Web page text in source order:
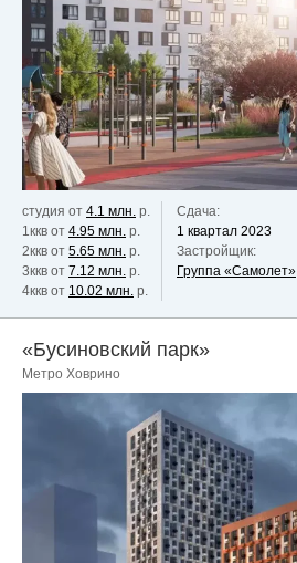
студия от 4.1 млн. р.
1ккв от 4.95 млн. р.
2ккв от 5.65 млн. р.
3ккв от 7.12 млн. р.
4ккв от 10.02 млн. р.
Сдача:
1 квартал 2023
Застройщик:
Группа «Самолет»
«Бусиновский парк»
Метро Ховрино